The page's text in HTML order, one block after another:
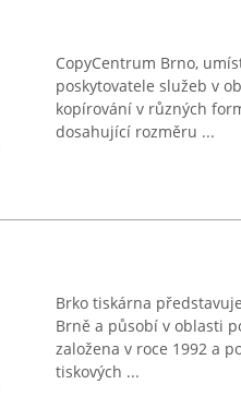
CopyCentrum Brno,
poskytovatele služeb v
kopírování v různých
dosahující rozměru ...
Brko tiskárna
Brně a působí v oblasti
založena v roce 1992 a
tiskových ...